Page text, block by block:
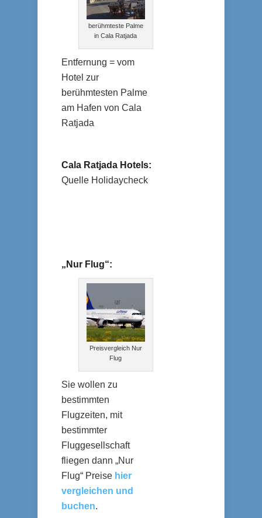
berühmteste Palme
in Cala Ratjada
Entfernung = vom
Hotel zur
berühmtesten Palme
am Hafen von Cala
Ratjada
Cala Ratjada Hotels:
Quelle Holidaycheck
„Nur Flug“:
Preisvergleich Nur
Flug
Sie wollen zu
bestimmten
Flugzeiten, mit
bestimmter
Fluggesellschaft
fliegen dann „Nur
Flug“ Preise hier
vergleichen und
buchen.